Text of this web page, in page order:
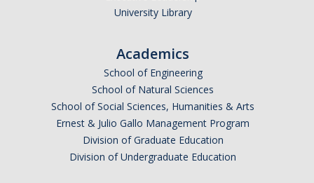
University Library
Academics
School of Engineering
School of Natural Sciences
School of Social Sciences, Humanities & Arts
Ernest & Julio Gallo Management Program
Division of Graduate Education
Division of Undergraduate Education